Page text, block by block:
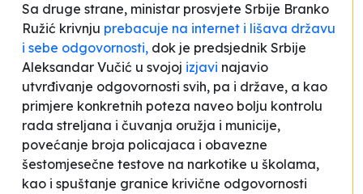
Sa druge strane, ministar prosvjete Srbije Branko
Ružić krivnju prebacuje na internet i lišava državu
i sebe odgovornosti, dok je predsjednik Srbije
Aleksandar Vučić u svojoj izjavi najavio
utvrđivanje odgovornosti svih, pa i države, a kao
primjere konkretnih poteza naveo bolju kontrolu
rada streljana i čuvanja oružja i municije,
povećanje broja policajaca i obavezne
šestomjesečne testove na narkotike u školama,
kao i spuštanje granice krivične odgovornosti